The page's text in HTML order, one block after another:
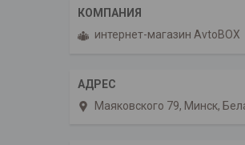
интернет-магазин AvtoBOX
Маяковского 79, Минск,